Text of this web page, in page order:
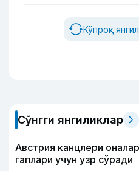
Кўпроқ
Сўнгги янгиликлар
Австрия канцлери
гаплари учун узр сўради